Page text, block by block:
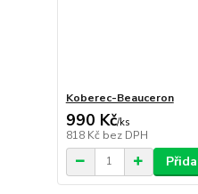
Koberec-Beauceron
990 Kč/ks
818 Kč bez DPH